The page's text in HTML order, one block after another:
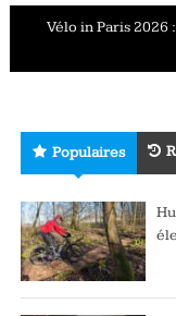
articles
Vélo in Paris 2026
Populaires